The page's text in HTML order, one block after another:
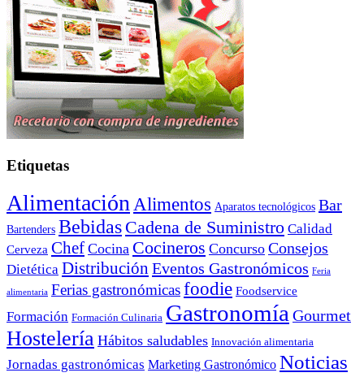
Etiquetas
Alimentación Alimentos Aparatos tecnológicos Bar
Bartenders Bebidas Cadena de Suministro Calidad
Cerveza Chef Cocina Cocineros Concurso Consejos
Dietética Distribución Eventos Gastronómicos Feria
alimentaria Ferias gastronómicasfoodie Foodservice
Formación Formación Culinaria Gastronomía Gourmet
Hostelería Hábitos saludables Innovación alimentaria
Jornadas gastronómicas Marketing Gastronómico Noticias